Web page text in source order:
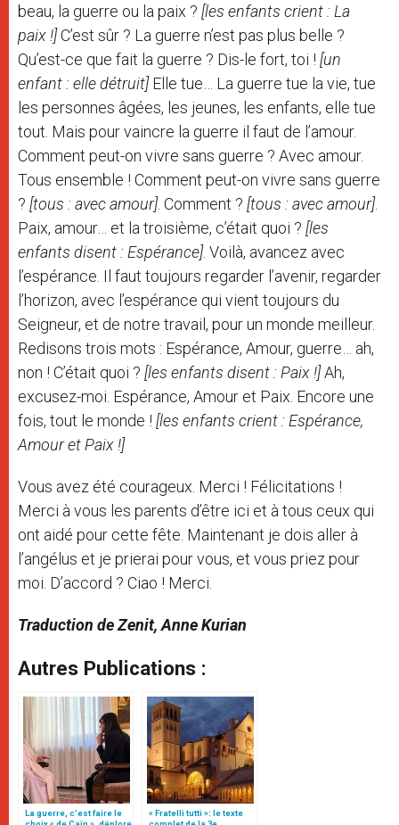
beau, la guerre ou la paix ? [les enfants crient : La
paix !]C’est sûr ? La guerre n’est pas plus belle ?
Qu’est-ce que fait la guerre ? Dis-le fort, toi ! [un
enfant : elle détruit]Elle tue… La guerre tue la vie, tue
les personnes âgées, les jeunes, les enfants, elle tue
tout. Mais pour vaincre la guerre il faut de l’amour.
Comment peut-on vivre sans guerre ? Avec amour.
Tous ensemble ! Comment peut-on vivre sans guerre
? [tous : avec amour]. Comment ? [tous : avec amour].
Paix, amour… et la troisième, c’était quoi ? [les
enfants disent : Espérance]. Voilà, avancez avec
l’espérance. Il faut toujours regarder l’avenir, regarder
l’horizon, avec l’espérance qui vient toujours du
Seigneur, et de notre travail, pour un monde meilleur.
Redisons trois mots : Espérance, Amour, guerre… ah,
non ! C’était quoi ? [les enfants disent : Paix !]Ah,
excusez-moi. Espérance, Amour et Paix. Encore une
fois, tout le monde ! [les enfants crient : Espérance,
Amour et Paix !]
Vous avez été courageux. Merci ! Félicitations !
Merci à vous les parents d’être ici et à tous ceux qui
ont aidé pour cette fête. Maintenant je dois aller à
l’angélus et je prierai pour vous, et vous priez pour
moi. D’accord ? Ciao ! Merci.
Traduction de Zenit, Anne Kurian
Autres Publications :
La guerre, c’est faire le
« Fratelli tutti »: le texte